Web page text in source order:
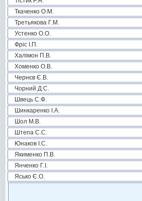
Ткаченко О.М.
Третьякова Г.М.
Устенко О.О.
Фріс І.П.
Халімон П.В.
Хоменко О.В.
Чернєв Є.В.
Чорний Д.С.
Швець С.Ф.
Шинкаренко І.А.
Шол М.В.
Штепа С.С.
Юнаков І.С.
Якименко П.В.
Янченко Г.І.
Ясько Є.О.